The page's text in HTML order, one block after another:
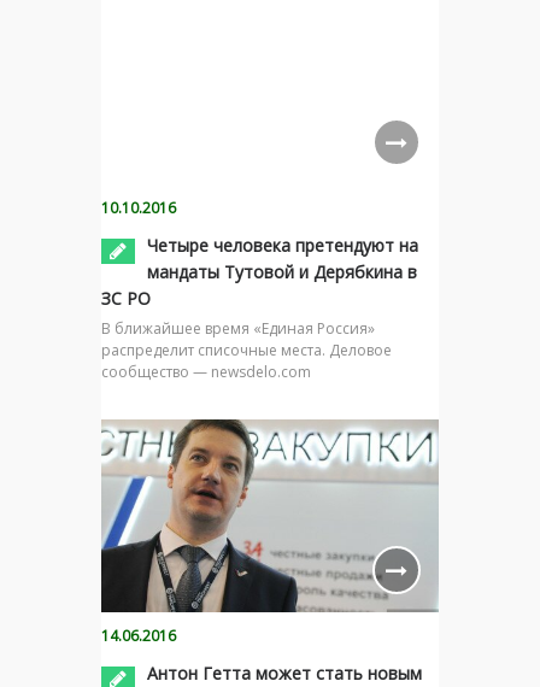
10.10.2016
Четыре человека претендуют на
мандаты Тутовой и Дерябкина в
ЗС РО
В ближайшее время «Единая Россия»
распределит списочные места. Деловое
сообщество — newsdelo.com
14.06.2016
Антон Гетта может стать новым